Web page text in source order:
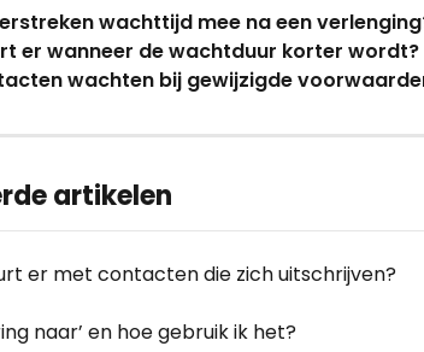
wachttijd mee na een
er wanneer de wachtduur korter wordt?
wachten bij gewijzigde
artikelen
er met contacten die zich uitschrijven?
naar’ en hoe gebruik ik het?